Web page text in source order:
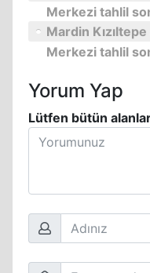
Merkezi tahlil
Mardin Kızıltepe
Merkezi tahlil
Yorum Yap
Lütfen bütün